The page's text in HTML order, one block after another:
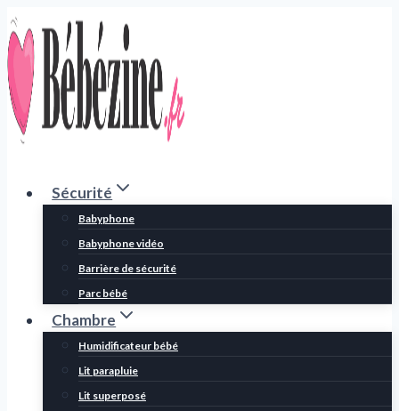
Aller
au
contenu
Sécurité
Babyphone
Babyphone vidéo
Barrière de sécurité
Parc bébé
Chambre
Humidificateur bébé
Lit parapluie
Lit superposé